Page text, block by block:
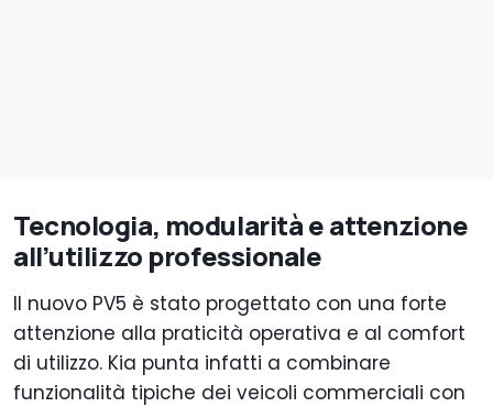
Tecnologia, modularità e attenzione
all’utilizzo professionale
Il nuovo PV5 è stato progettato con una forte
attenzione alla praticità operativa e al comfort
di utilizzo. Kia punta infatti a combinare
funzionalità tipiche dei veicoli commerciali con